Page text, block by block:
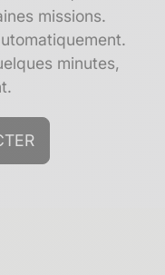
missions.
minutes,